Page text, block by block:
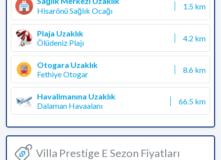
Hisarönü Sağlık Ocağı
1.5 km
Plaja Uzaklık
Ölüdeniz Plajı
4.2 km
Otogara Uzaklık
Fethiye Otogar
8.6 km
Havalimanına Uzaklık
Dalaman Havaalanı
66.5 km
Villa Prestige E Sezon Fiyatları